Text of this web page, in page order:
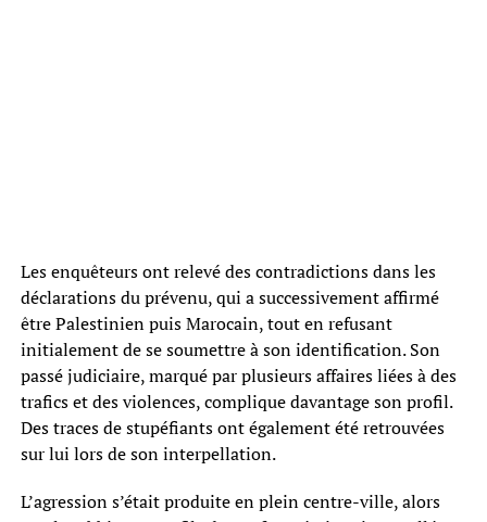
Les enquêteurs ont relevé des contradictions dans les
déclarations du prévenu, qui a successivement affirmé
être Palestinien puis Marocain, tout en refusant
initialement de se soumettre à son identification. Son
passé judiciaire, marqué par plusieurs affaires liées à des
trafics et des violences, complique davantage son profil.
Des traces de stupéfiants ont également été retrouvées
sur lui lors de son interpellation.
L’agression s’était produite en plein centre-ville, alors